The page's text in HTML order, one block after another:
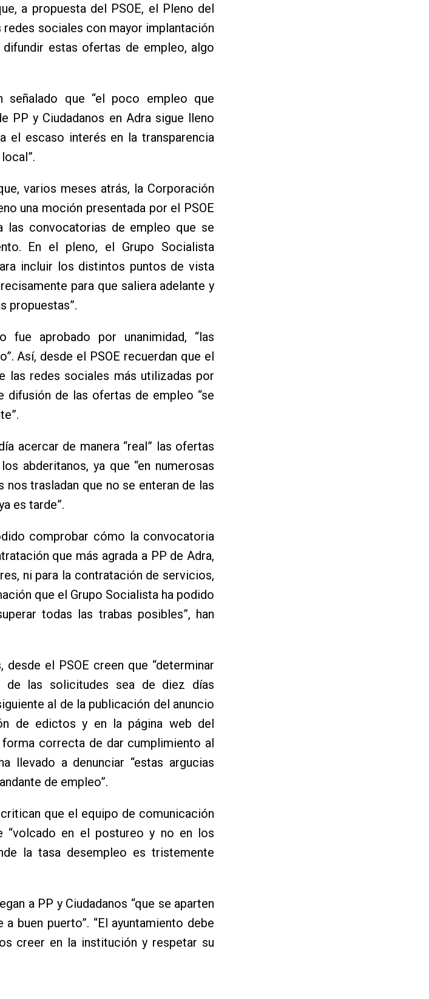
a propuesta del PSOE, el Pleno del
sociales con mayor implantación
estas ofertas de empleo, algo
señalado que “el poco empleo que
PP y Ciudadanos en Adra sigue lleno
el escaso interés en la transparencia
varios meses atrás, la Corporación
una moción presentada por el PSOE
las convocatorias de empleo que se
En el pleno, el Grupo Socialista
incluir los distintos puntos de vista
para que saliera adelante y
propuestas”.
aprobado por unanimidad, “las
Así, desde el PSOE recuerdan que el
las redes sociales más utilizadas por
difusión de las ofertas de empleo “se
acercar de manera “real” las ofertas
abderitanos, ya que “en numerosas
trasladan que no se enteran de las
es tarde”.
comprobar cómo la convocatoria
que más agrada a PP de Adra,
ni para la contratación de servicios,
que el Grupo Socialista ha podido
todas las trabas posibles”, han
el PSOE creen que “determinar
de las solicitudes sea de diez días
al de la publicación del anuncio
de edictos y en la página web del
correcta de dar cumplimiento al
llevado a denunciar “estas argucias
de empleo”.
que el equipo de comunicación
“volcado en el postureo y no en los
la tasa desempleo es tristemente
a PP y Ciudadanos “que se aparten
buen puerto”. “El ayuntamiento debe
creer en la institución y respetar su